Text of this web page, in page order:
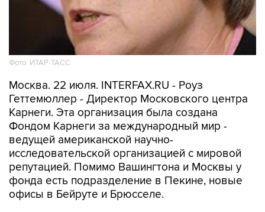
Фото: ИТАР-ТАСС
Москва. 22 июля. INTERFAX.RU - Роуз
Геттемюллер - Директор Московского центра
Карнеги. Эта организация была создана
Фондом Карнеги за международный мир -
ведущей американской научно-
исследовательской организацией с мировой
репутацией. Помимо Вашингтона и Москвы у
фонда есть подразделение в Пекине, новые
офисы в Бейруте и Брюсселе.